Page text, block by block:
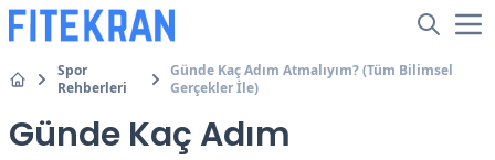
Spor
Rehberleri
Günde Kaç Adım Atmalıyım? (Tüm Bilimsel
Gerçekler İle)
Günde Kaç Adım